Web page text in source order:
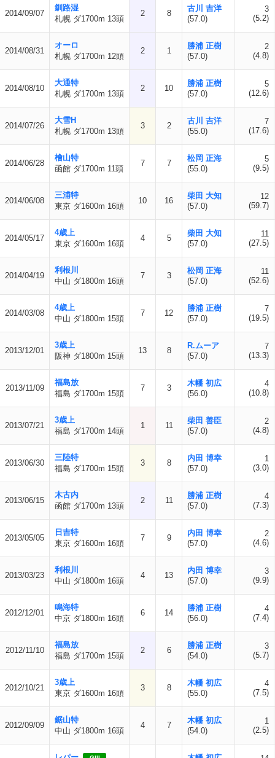
2014/09/07
釧路湿
札幌 ダ1700m 13頭
2 8
古川 吉洋
(57.0)
3
(5.2)
2014/08/31
オーロ
札幌 ダ1700m 12頭
2 1
勝浦 正樹
(57.0)
2
(4.8)
2014/08/10
大通特
札幌 ダ1700m 13頭
2 10
勝浦 正樹
(57.0)
5
(12.6)
2014/07/26
大雪H
札幌 ダ1700m 13頭
3 2
古川 吉洋
(55.0)
7
(17.6)
2014/06/28
檜山特
函館 ダ1700m 11頭
7 7
松岡 正海
(55.0)
5
(9.5)
2014/06/08
三浦特
東京 ダ1600m 16頭
10 16
柴田 大知
(57.0)
12
(59.7)
2014/05/17
4歳上
東京 ダ1600m 16頭
4 5
柴田 大知
(57.0)
11
(27.5)
2014/04/19
利根川
中山 ダ1800m 16頭
7 3
松岡 正海
(57.0)
11
(52.6)
2014/03/08
4歳上
中山 ダ1800m 15頭
7 12
勝浦 正樹
(57.0)
7
(19.5)
2013/12/01
3歳上
阪神 ダ1800m 15頭
13 8
R.ムーア
(57.0)
7
(13.3)
2013/11/09
福島放
福島 ダ1700m 15頭
7 3
木幡 初広
(56.0)
4
(10.8)
2013/07/21
3歳上
福島 ダ1700m 14頭
1 11
柴田 善臣
(57.0)
2
(4.8)
2013/06/30
三陸特
福島 ダ1700m 15頭
3 8
内田 博幸
(57.0)
1
(3.0)
2013/06/15
木古内
函館 ダ1700m 13頭
2 11
勝浦 正樹
(57.0)
4
(7.3)
2013/05/05
日吉特
東京 ダ1600m 16頭
7 9
内田 博幸
(57.0)
2
(4.6)
2013/03/23
利根川
中山 ダ1800m 16頭
4 13
内田 博幸
(57.0)
3
(9.9)
2012/12/01
鳴海特
中京 ダ1800m 16頭
6 14
勝浦 正樹
(56.0)
4
(7.4)
2012/11/10
福島放
福島 ダ1700m 15頭
2 6
勝浦 正樹
(54.0)
3
(5.7)
2012/10/21
3歳上
東京 ダ1600m 16頭
3 8
木幡 初広
(55.0)
4
(7.5)
2012/09/09
鋸山特
中山 ダ1800m 16頭
4 7
木幡 初広
(54.0)
1
(2.5)